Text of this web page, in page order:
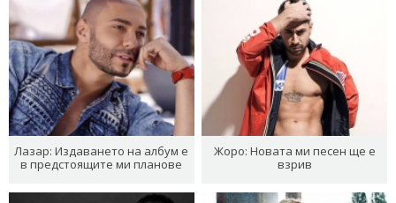
Лазар: Издаването на албум е
в предстоящите ми планове
Жоро: Новата ми песен ще е
взрив